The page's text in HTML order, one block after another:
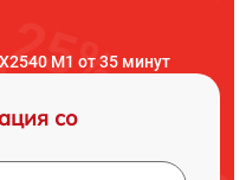
M1 от 35 минут
со